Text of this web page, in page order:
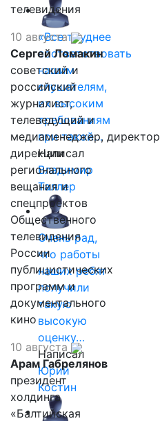
«Все труднее
соответствовать
нашим
слушателям,
их высоким
требованиям
при такой…
Написал
Владимир
Таллер
Очень рад,
что работы
наших ребят
получили
такую
высокую
оценку…
Написал
Юрий
Костин
телевидения
10 августа
Сергей Ломакин
советский и
российский
журналист,
телеведущий и
медиаменеджер, директор
дирекции
регионального
вещания и
спецпроектов
Общественного
телевидения
России
публицистических
программ и
документального
кино
10 августа
Арам Габрелянов
президент
холдинга
«Балтийская